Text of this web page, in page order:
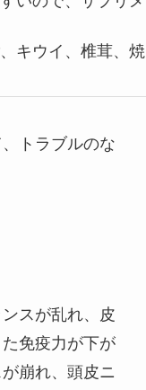
、キウイ、椎茸
トラブルのな
スが乱れ、皮
免疫力が下が
崩れ、頭皮ニ